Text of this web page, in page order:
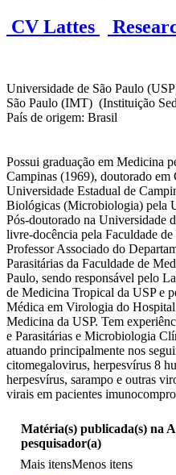
CV Lattes
Universidade de São Paulo
São Paulo (IMT) (Instituição
País de origem: Brasil
Possui graduação em Medicina
Campinas (1969), doutorado em
Universidade Estadual de
Biológicas (Microbiologia) pela
Pós-doutorado na Universidade
livre-docência pela Faculdade
Professor Associado do
Parasitárias da Faculdade de
Paulo, sendo responsável pelo
de Medicina Tropical da USP e
Médica em Virologia do
Medicina da USP. Tem
e Parasitárias e Microbiologia
atuando principalmente nos
citomegalovirus, herpesvírus 8
herpesvírus, sarampo e outras
virais em pacientes
Matéria(s) publicada(s) na
pesquisador(a)
Mais itensMenos itens